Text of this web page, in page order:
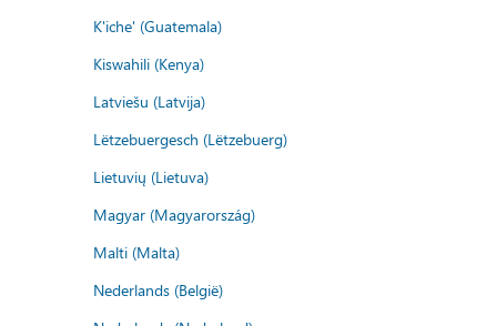
K'iche' (Guatemala)
Kiswahili (Kenya)
Latviešu (Latvija)
Lëtzebuergesch (Lëtzebuerg)
Lietuvių (Lietuva)
Magyar (Magyarország)
Malti (Malta)
Nederlands (België)